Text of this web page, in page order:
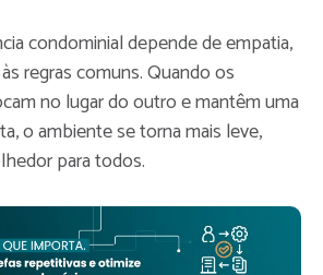
condominial depende de empatia,
regras comuns. Quando os
no lugar do outro e mantêm uma
o ambiente se torna mais leve,
para todos.